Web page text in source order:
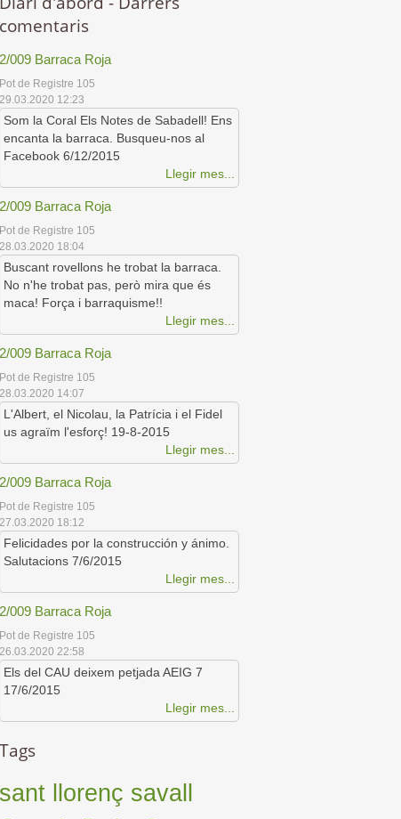
comentaris
2/009 Barraca Roja
Pot de Registre 105
29.03.2020 12:23
Som la Coral Els Notes de Sabadell! Ens
encanta la barraca. Busqueu-nos al
Facebook 6/12/2015
Llegir mes...
2/009 Barraca Roja
Pot de Registre 105
28.03.2020 18:04
Buscant rovellons he trobat la barraca.
No n'he trobat pas, però mira que és
maca! Força i barraquisme!!
Llegir mes...
2/009 Barraca Roja
Pot de Registre 105
28.03.2020 14:07
L'Albert, el Nicolau, la Patrícia i el Fidel
us agraïm l'esforç! 19-8-2015
Llegir mes...
2/009 Barraca Roja
Pot de Registre 105
27.03.2020 18:12
Felicidades por la construcción y ánimo.
Salutacions 7/6/2015
Llegir mes...
2/009 Barraca Roja
Pot de Registre 105
26.03.2020 22:58
Els del CAU deixem petjada AEIG 7
17/6/2015
Llegir mes...
Tags
sant llorenç savall